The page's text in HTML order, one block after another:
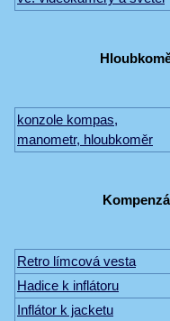
konzole kompas,
manometr, hloubkoměr
Retro límcová vesta
Hadice k inflátoru
Inflátor k jacketu